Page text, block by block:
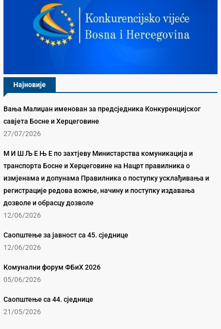
Најновије
Вања Малиџан именован за предсједника Конкуренцијског
савјета Босне и Херцеговине
27/07/2026
М И Ш Љ Е Њ Е по захтјеву Министарства комуникација и
транспорта Босне и Херцеговине на Нацрт правилника о
измјенама и допунама Правилника о поступку усклађивања и
регистрације редова вожње, начину и поступку издавања
дозволе и обрасцу дозволе
12/06/2026
Саопштење за јавност са 45. сједнице
12/06/2026
Комунални форум ФБиХ 2026
05/06/2026
Саопштење са 44. сједнице
21/05/2026